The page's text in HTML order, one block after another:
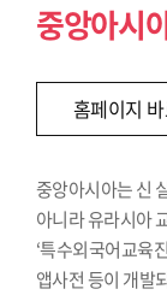
중앙아시
홈페이지
중앙아시아는 신
아니라 유라시아
‘특수외국어교육
앱사전 등이 개발